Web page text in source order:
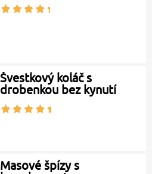
Švestkový koláč s
drobenkou bez kynutí
Masové špízy s